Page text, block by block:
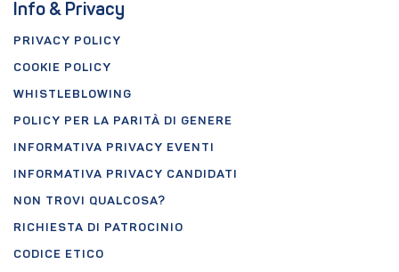
Info & Privacy
PRIVACY POLICY
COOKIE POLICY
WHISTLEBLOWING
POLICY PER LA PARITÀ DI GENERE
INFORMATIVA PRIVACY EVENTI
INFORMATIVA PRIVACY CANDIDATI
NON TROVI QUALCOSA?
RICHIESTA DI PATROCINIO
CODICE ETICO